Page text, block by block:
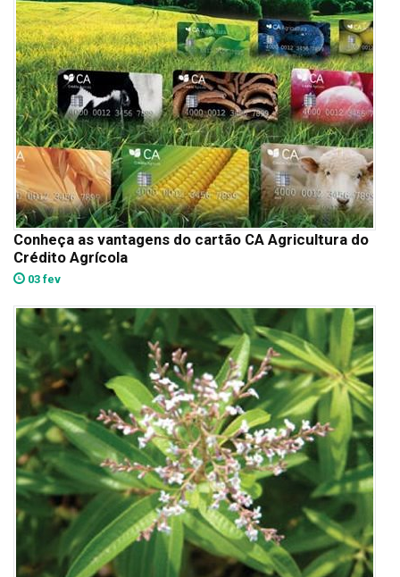
Conheça as vantagens do cartão CA Agricultura do
Crédito Agrícola
03 fev